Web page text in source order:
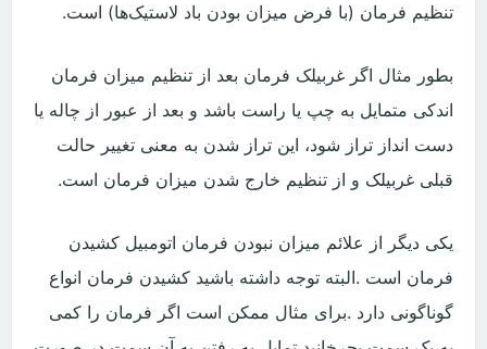
تنظیم فرمان (با فرض میزان بودن باد لاستیک‌ها) است.
بطور مثال اگر غربیلک فرمان بعد از تنظیم میزان فرمان
اندکی متمایل به چپ یا راست باشد و بعد از عبور از چاله یا
دست انداز تراز شود، این تراز شدن به معنی تغییر حالت
قبلی غربیلک و از تنظیم خارج شدن میزان فرمان است.